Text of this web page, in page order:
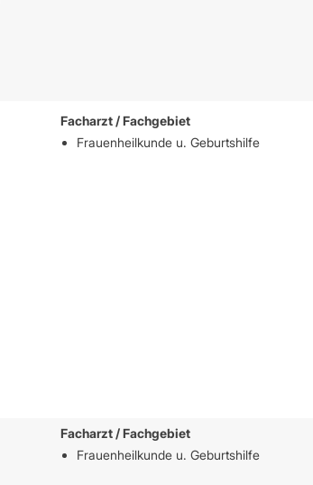
Facharzt / Fachgebiet
Frauenheilkunde u. Geburtshilfe
Facharzt / Fachgebiet
Frauenheilkunde u. Geburtshilfe